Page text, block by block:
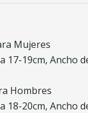
Mujeres
17-19cm, Ancho
Hombres
18-20cm, Ancho